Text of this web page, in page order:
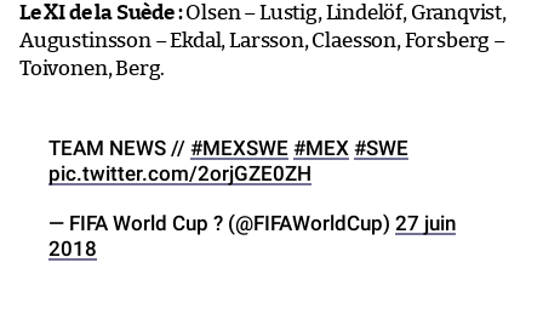
Le XI de la Suède :Olsen – Lustig, Lindelöf, Granqvist,
Augustinsson – Ekdal, Larsson, Claesson, Forsberg –
Toivonen, Berg.
TEAM NEWS // #MEXSWE #MEX #SWE
pic.twitter.com/2orjGZE0ZH
— FIFA World Cup ? (@FIFAWorldCup) 27 juin
2018